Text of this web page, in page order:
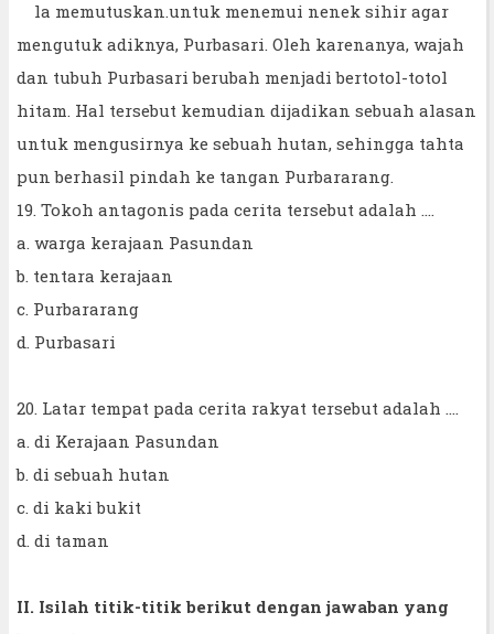
la memutuskan.untuk menemui nenek sihir agar
mengutuk adiknya, Purbasari. Oleh karenanya, wajah
dan tubuh Purbasari berubah menjadi bertotol-totol
hitam. Hal tersebut kemudian dijadikan sebuah alasan
untuk mengusirnya ke sebuah hutan, sehingga tahta
pun berhasil pindah ke tangan Purbararang.
19. Tokoh antagonis pada cerita tersebut adalah ....
a. warga kerajaan Pasundan
b. tentara kerajaan
c. Purbararang
d. Purbasari
20. Latar tempat pada cerita rakyat tersebut adalah ....
a. di Kerajaan Pasundan
b. di sebuah hutan
c. di kaki bukit
d. di taman
II. Isilah titik-titik berikut dengan jawaban yang